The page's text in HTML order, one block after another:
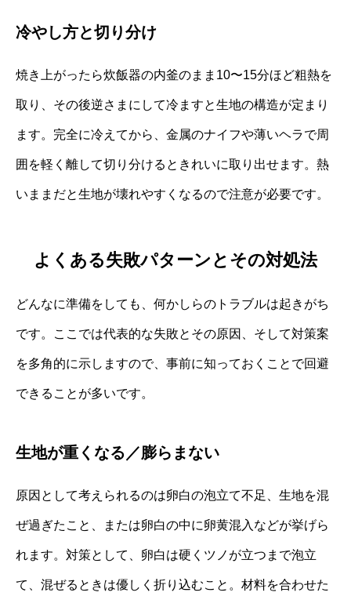
冷やし方と切り分け
焼き上がったら炊飯器の内釜のまま10〜15分ほど粗熱を
取り、その後逆さまにして冷ますと生地の構造が定まり
ます。完全に冷えてから、金属のナイフや薄いヘラで周
囲を軽く離して切り分けるときれいに取り出せます。熱
いままだと生地が壊れやすくなるので注意が必要です。
よくある失敗パターンとその対処法
どんなに準備をしても、何かしらのトラブルは起きがち
です。ここでは代表的な失敗とその原因、そして対策案
を多角的に示しますので、事前に知っておくことで回避
できることが多いです。
生地が重くなる／膨らまない
原因として考えられるのは卵白の泡立て不足、生地を混
ぜ過ぎたこと、または卵白の中に卵黄混入などが挙げら
れます。対策として、卵白は硬くツノが立つまで泡立
て、混ぜるときは優しく折り込むこと。材料を合わせた